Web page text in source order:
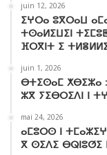
juin 12, 2026
ⵉⵖⵔⴰ ⵓⴳⵔⴰⵡ
ⵜⵙⴰⵍⵉⵡⵉⵏ
ⴼⵔⴳⵏⵜ ⵉ
juin 1, 2026
ⴱⵜⵉⵙⴰⵎ ⵅⴱⵉⵣⴰ
ⵣⴳ ⵢⵉⴱⵔⵉⴷⵏ ⵏ
mai 24, 2026
ⴰⵎⵓⵔⵙ ⵏ
ⴳ ⵙⵉⴷⵉ ⴱⵕⵏⵓⵚⵉ